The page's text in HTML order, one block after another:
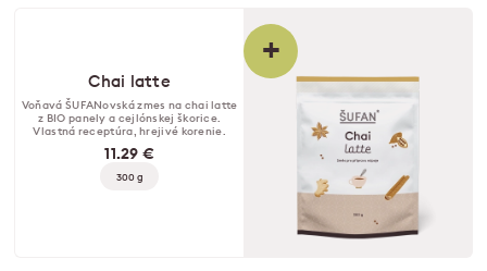
+
Chai latte
Voňavá ŠUFANovská zmes na chai latte
z BIO panely a cejlónskej škorice.
Vlastná receptúra, hrejivé korenie.
11.29 €
300 g